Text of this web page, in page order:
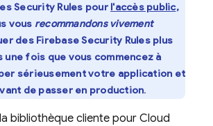
Security Rules pour l'accès public,
vous recommandons vivement
des Firebase Security Rulesplus
une fois que vous commencez à
sérieusement votre application et
de passer en production.
bibliothèque cliente pour Cloud